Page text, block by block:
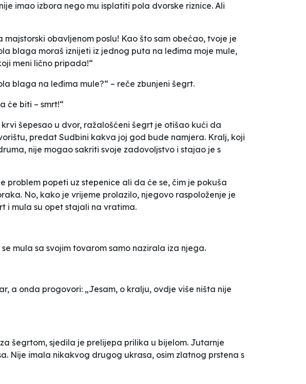
imao izbora nego mu isplatiti pola dvorske riznice. Ali
obavljenom poslu! Kao što sam obećao, tvoje je
blaga moraš iznijeti iz jednog puta na leđima moje mule,
meni lično pripada!“
blaga na leđima mule?“ – reče zbunjeni šegrt.
će biti – smrt!“
šepesao u dvor, ražalošćeni šegrt je otišao kući da
predat Sudbini kakva joj god bude namjera. Kralj, koji
nije mogao sakriti svoje zadovoljstvo i stajao je s
problem popeti uz stepenice ali da će se, čim je pokuša
No, kako je vrijeme prolazilo, njegovo raspoloženje je
i mula su opet stajali na vratima.
mula sa svojim tovarom samo nazirala iza njega.
a onda progovori: „Jesam, o kralju, ovdje više ništa nije
šegrtom, sjedila je prelijepa prilika u bijelom. Jutarnje
Nije imala nikakvog drugog ukrasa, osim zlatnog prstena s